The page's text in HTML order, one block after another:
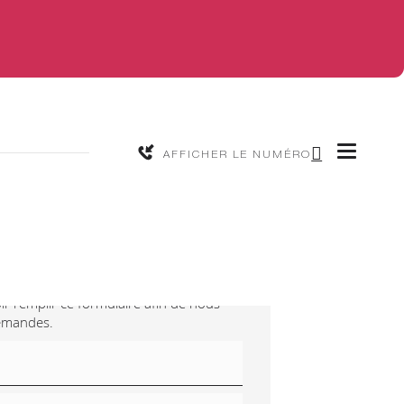
AFFICHER LE NUMÉRO
remplir ce formulaire afin de nous